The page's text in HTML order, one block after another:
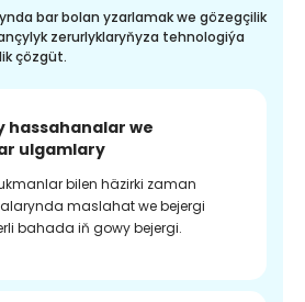
bar bolan yzarlamak we gözegçilik
zerurlyklaryňyza tehnologiýa
çözgüt.
hassahanalar we
ulgamlary
bilen häzirki zaman
maslahat we bejergi
bahada iň gowy bejergi.